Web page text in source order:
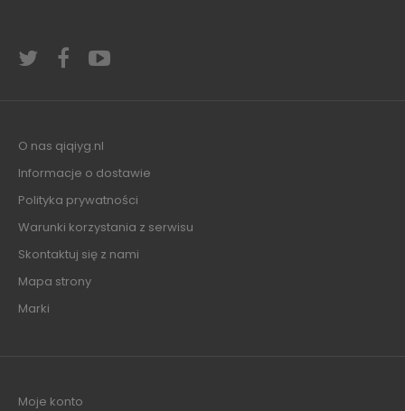
O nas qiqiyg.nl
Informacje o dostawie
Polityka prywatności
Warunki korzystania z serwisu
Skontaktuj się z nami
Mapa strony
Marki
Moje konto